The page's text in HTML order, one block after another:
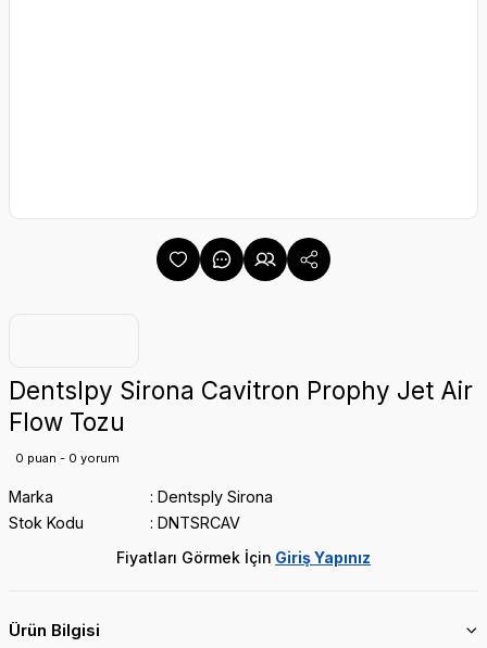
Dentslpy Sirona Cavitron Prophy Jet Air
Flow Tozu
0 puan - 0 yorum
Marka
Dentsply Sirona
Stok Kodu
DNTSRCAV
Fiyatları Görmek İçin Giriş Yapınız
Ürün Bilgisi